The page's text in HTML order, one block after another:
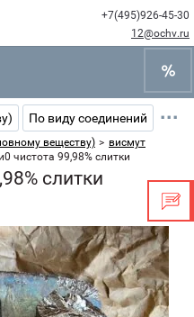
+7(495)926-45-30
12@ochv.ru
По виду соединений ···
веществу) > висмут
чистота 99,98% слитки
слитки